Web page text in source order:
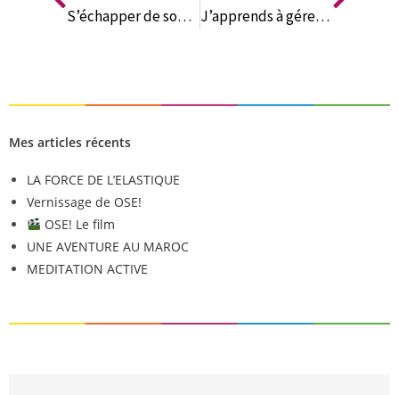
S’échapper de son quotidien ! J’apprends à gérer mon temps #2
Mes articles récents
LA FORCE DE L’ELASTIQUE
Vernissage de OSE!
OSE! Le film
UNE AVENTURE AU MAROC
MEDITATION ACTIVE